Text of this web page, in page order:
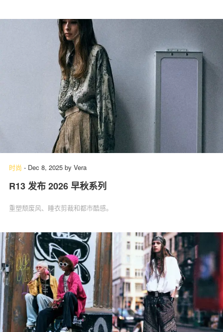
时尚 - Dec 8, 2025 by Vera
R13 发布 2026 早秋系列
重塑颓废风、睡衣剪裁和都市酷感。